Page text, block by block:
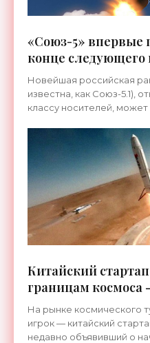
«Союз-5» впервые
конце следующего
Новейшая российская
известна, как Союз-5.1),
классу носителей,
протоколе,
Китайский
границам
за несколько
На рынке космического
игрок — китайский
недавно объявивший о